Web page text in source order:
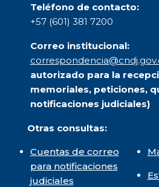
Teléfono de contacto:
+57 (601) 381 7200
Correo institucional:
autorizado para la
memoriales, peticiones,
notificaciones judiciales)
Otras consultas:
Cuentas de correo
para notificaciones
judiciales